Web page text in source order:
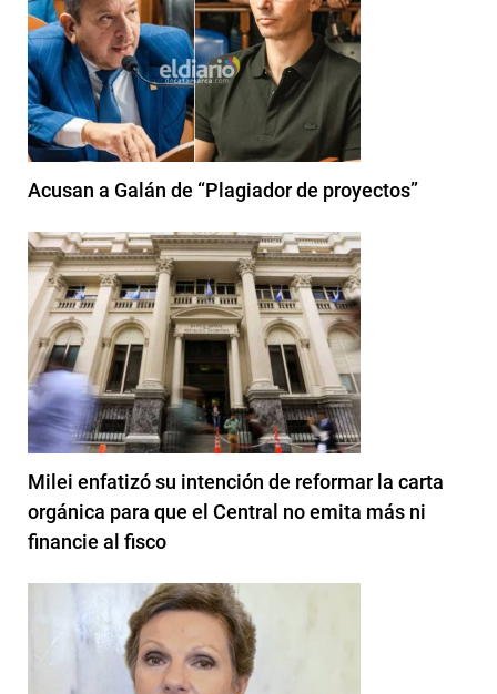
Acusan a Galán de “Plagiador de proyectos”
Milei enfatizó su intención de reformar la carta
orgánica para que el Central no emita más ni
financie al fisco